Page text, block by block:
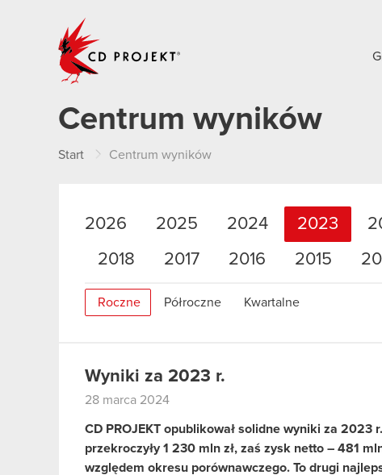
Centrum wyników
Start Centrum wyników
2026 2025 2024 2023
2018
2017 2016 2015
Roczne Półroczne Kwartalne
Wyniki za 2023 r.
28 marca 2024
CD PROJEKT opublikował solidne wyniki za
przekroczyły 1 230 mln zł, zaś zysk netto – 481
względem okresu porównawczego. To drugi